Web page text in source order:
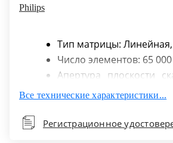
Philips
Тип матрицы: Линейная,
Число элементов: 65 000
Апертура плоскости
мм
14–3 МГц
Все технические характеристики...
Регистрационное